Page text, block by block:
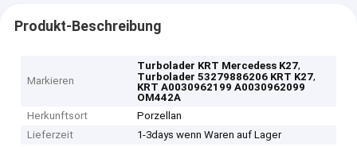
Produkt-Beschreibung
Markieren
Turbolader KRT Mercedess K27,
Turbolader 53279886206 KRT K27,
KRT A0030962199 A0030962099
OM442A
Herkunftsort
Porzellan
Lieferzeit
1-3days wenn Waren auf Lager